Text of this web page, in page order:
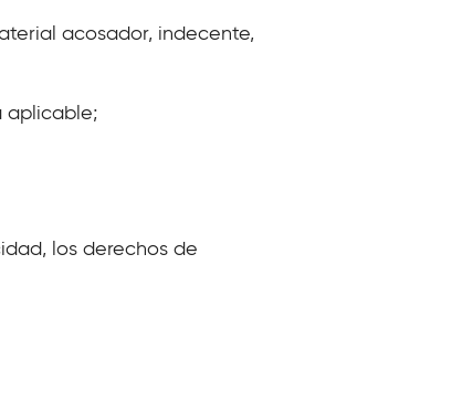
acosador, indecente,
aplicable;
los derechos de